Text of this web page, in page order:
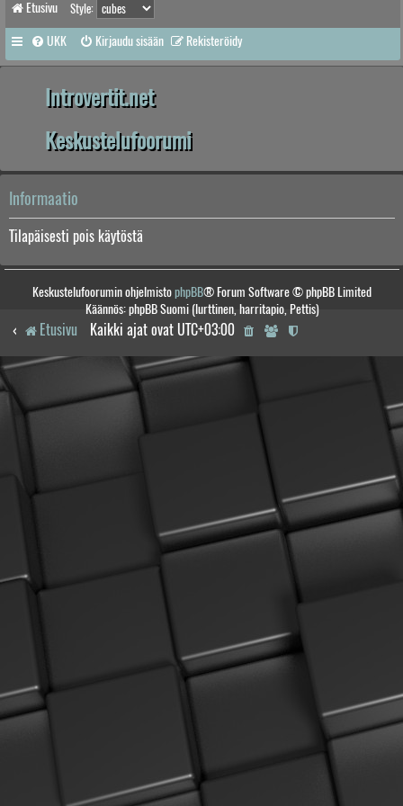
Etusivu Style:
UKK Kirjaudu sisään Rekisteröidy
Introvertit.net
Keskustelufoorumi
Informaatio
Tilapäisesti pois käytöstä
Keskustelufoorumin ohjelmistophpBB® Forum Software © phpBB Limited
Käännös: phpBB Suomi (lurttinen, harritapio, Pettis)
Etusivu Kaikki ajat ovat UTC+03:00